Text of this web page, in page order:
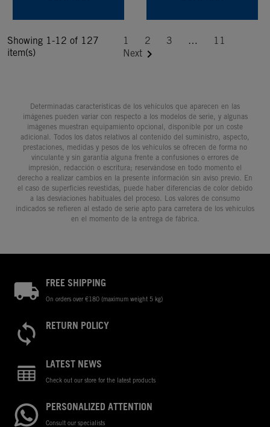
Showing 1-12 of 127
item(s)
1 2 3 …
11
Next 
Determinadas características de los vehículos que aparecen en las
imágenes pueden variar con respecto a los modelos de serie, y algunas
imágenes muestran equipamiento opcional, disponible por un coste
adicional. Todos los datos relativos al contenido del suministro, aspecto,
prestaciones, medidas y pesos de los vehículos se ofrecen de forma no
vinculante y sin garantía alguna frente a confusiones o errores de
impresión, redacción o escritura; reservándose en todo momento el
derecho a realizar cambios en la presente información sin aviso previo. En
el caso de superficies revestidas, puede haber diferencias de color debido
a las desviaciones habituales del proceso. Los valores de consumo
indicados se refieren al estado de serie apto para carretera de los vehículos
en el momento de la entrega de fábrica.
FREE SHIPPING
On orders over €180 (maximum weight 5 kg)
RETURN POLICY
LATEST NEWS
Check out our store for the latest products
PERSONALIZED ATTENTION
Consult our specialists